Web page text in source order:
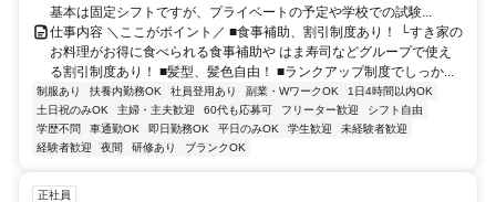
基本は固定シフトですが、プライベートの予定や学校での試験...
仕事内容 ＼ここがポイント／ ■食事補助、割引制度あり！ └すき家の
お料理がお得に食べられる食事補助や はま寿司などグループで使え
る割引制度あり！ ■髪型、髪色自由！ ■ランクアップ制度でしっか...
制服あり 扶養内勤務OK 社員登用あり 副業・WワークOK
1日4時間以内OK
土日祝のみOK
主婦・主夫歓迎 60代も応募可 フリーター歓迎
シフト自由
学歴不問
車通勤OK 即日勤務OK 平日のみOK 学生歓迎
未経験者歓迎
経験者歓迎
夜間 研修あり ブランクOK
正社員